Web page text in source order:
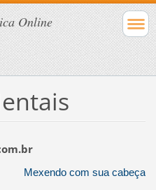
Online
Mexendo com sua cabeça